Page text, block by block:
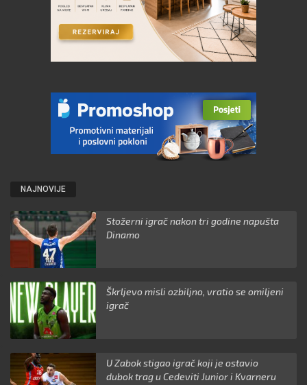
NAJNOVIJE
Stožerni igrač nakon tri godine napušta
Dinamo
Škrljevo misli ozbiljno, vratio se omiljeni
igrač
U Zabok stigao igrač koji je ostavio
dubok trag u Cedeviti Junior i Kvarneru